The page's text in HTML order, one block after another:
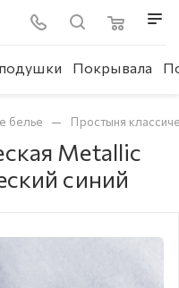
Покрывала
белье — Простыня
Metallic
синий